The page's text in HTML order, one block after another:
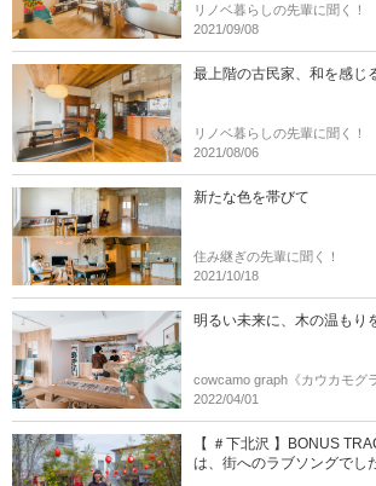
リノベ暮らしの先輩に聞く！
2021/09/08
最上階の古民家、和を感じ
リノベ暮らしの先輩に聞く！
2021/08/06
新たな色を帯びて
住み継ぎの先輩に聞く！
2021/10/18
明るい未来に、木の温もり
cowcamo graph《カウカモグ
2022/04/01
【 ＃下北沢 】BONUS
は、街へのラブソングでし